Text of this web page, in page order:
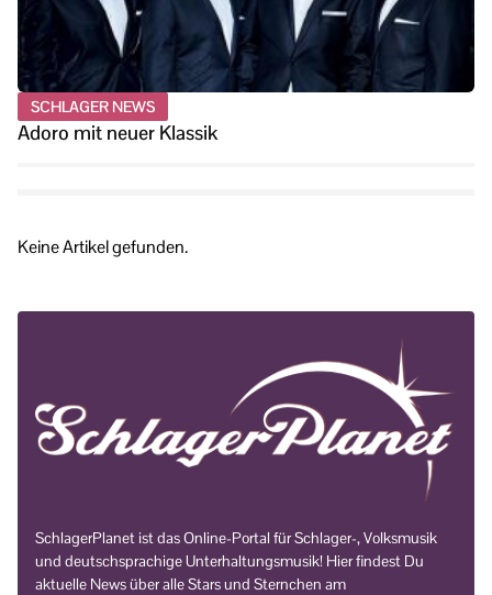
SCHLAGER NEWS
Adoro mit neuer Klassik
Keine Artikel gefunden.
SchlagerPlanet ist das Online-Portal für Schlager-, Volksmusik
und deutschsprachige Unterhaltungsmusik! Hier findest Du
aktuelle News über alle Stars und Sternchen am